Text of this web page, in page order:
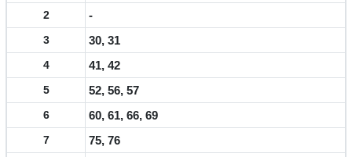
2 -
3 30, 31
4 41, 42
5 52, 56, 57
6 60, 61, 66, 69
7 75, 76